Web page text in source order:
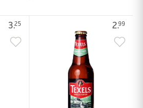
3.25 2.99